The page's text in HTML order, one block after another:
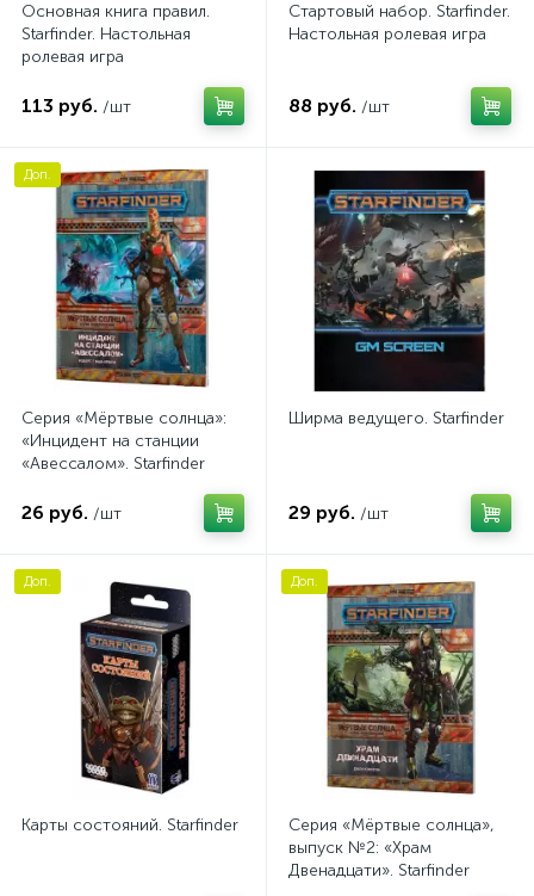
Основная книга правил.
Starfinder. Настольная
ролевая игра
113 руб. /шт
Стартовый набор. Starfinder.
Настольная ролевая игра
88 руб. /шт
Доп.
Серия «Мёртвые солнца»:
«Инцидент на станции
«Авессалом». Starfinder
26 руб. /шт
Ширма ведущего. Starfinder
29 руб. /шт
Доп.
Карты состояний. Starfinder
Доп.
Серия «Мёртвые солнца»,
выпуск №2: «Храм
Двенадцати». Starfinder